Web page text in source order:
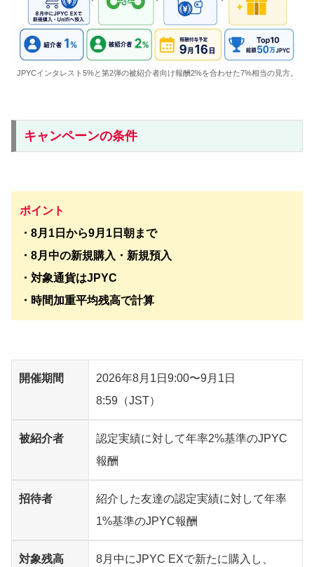
JPYCインタレスト5%と第2弾の被紹介者向け報酬2%を合わせた7%相当の見方。
キャンペーンの条件
ポイント
・8月1日から9月1日朝まで
・8月中の新規購入・新規預入
・対象通貨はJPYC
・時間加重平均残高で計算
開催期間
2026年8月1日9:00〜9月1日
8:59（JST）
被紹介者
認定実績に対して年率2%基準のJPYC
報酬
招待者
紹介した友達の認定実績に対して年率
1%基準のJPYC報酬
対象残高
8月中にJPYC EXで新たに購入し、